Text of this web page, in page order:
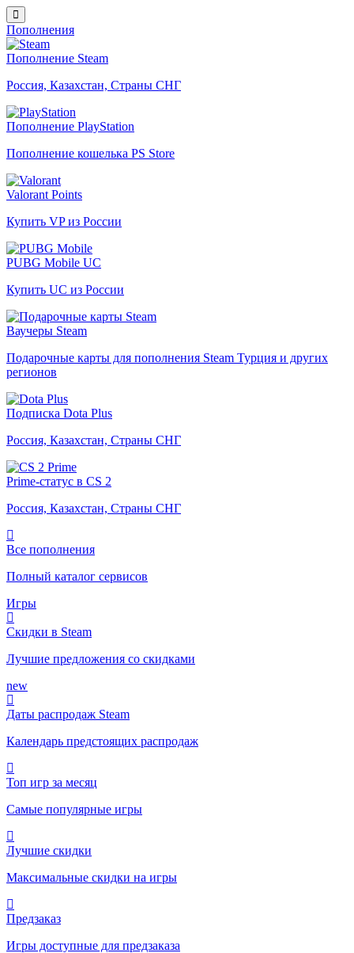
Пополнения
Пополнение Steam
Россия, Казахстан, Страны СНГ
Пополнение PlayStation
Пополнение кошелька PS Store
Valorant Points
Купить VP из России
PUBG Mobile UC
Купить UC из России
Ваучеры Steam
Подарочные карты для пополнения Steam Турция и других
регионов
Подписка Dota Plus
Россия, Казахстан, Страны СНГ
Prime-статус в CS 2
Россия, Казахстан, Страны СНГ
Все пополнения
Полный каталог сервисов
Игры
Скидки в Steam
Лучшие предложения со скидками
new
Даты распродаж Steam
Календарь предстоящих распродаж
Топ игр за месяц
Самые популярные игры
Лучшие скидки
Максимальные скидки на игры
Предзаказ
Игры доступные для предзаказа